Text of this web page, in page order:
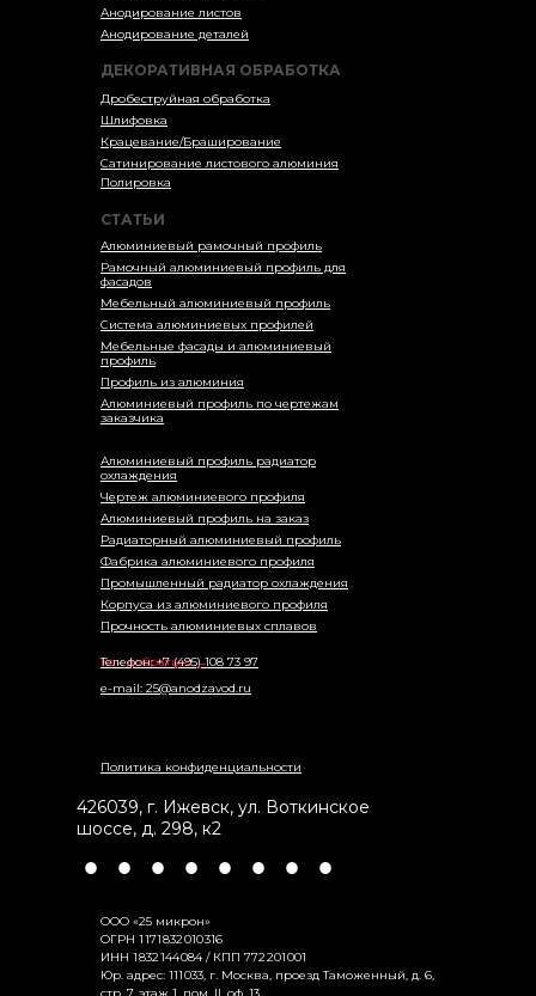
Анодирование листов
Анодирование деталей
СТАТЬИ
Алюминиевый рамочный профиль
Система алюминиевых профилей
Профиль из алюминия
Алюминиевый профиль на заказ
Чертеж алюминиевого профиля
Корпуса из алюминиевого профиля
Промышленный радиатор охлаждения
Фабрика алюминиевого профиля
Прочность алюминиевых сплавов
Радиаторный алюминиевый профиль
Алюминиевый профиль радиатор
охлаждения
Алюминиевый профиль по чертежам
заказчика
Мебельные фасады и алюминиевый
профиль
Мебельный алюминиевый профиль
Рамочный алюминиевый профиль для
фасадов
Как добраться →
Телефон: +7 (495) 108 73 97
Политика конфиденциальности
ООО «25 микрон»
ОГРН 1 171 832 010 316
ИНН 1 832 144 084 / КПП 772 201 001
Юр. адрес: 111 033, г. Москва, проезд Таможенный, д. 6,
стр. 7, этаж 1, пом. II, оф. 13
e-mail: 25@anodzavod.ru
426039, г. Ижевск, ул. Воткинское
шоссе, д. 298, к2
• • • • • • • •
ДЕКОРАТИВНАЯ ОБРАБОТКА
Дробеструйная обработка
Шлифовка
Сатинирование листового алюминия
Крацевание/Браширование
Полировка